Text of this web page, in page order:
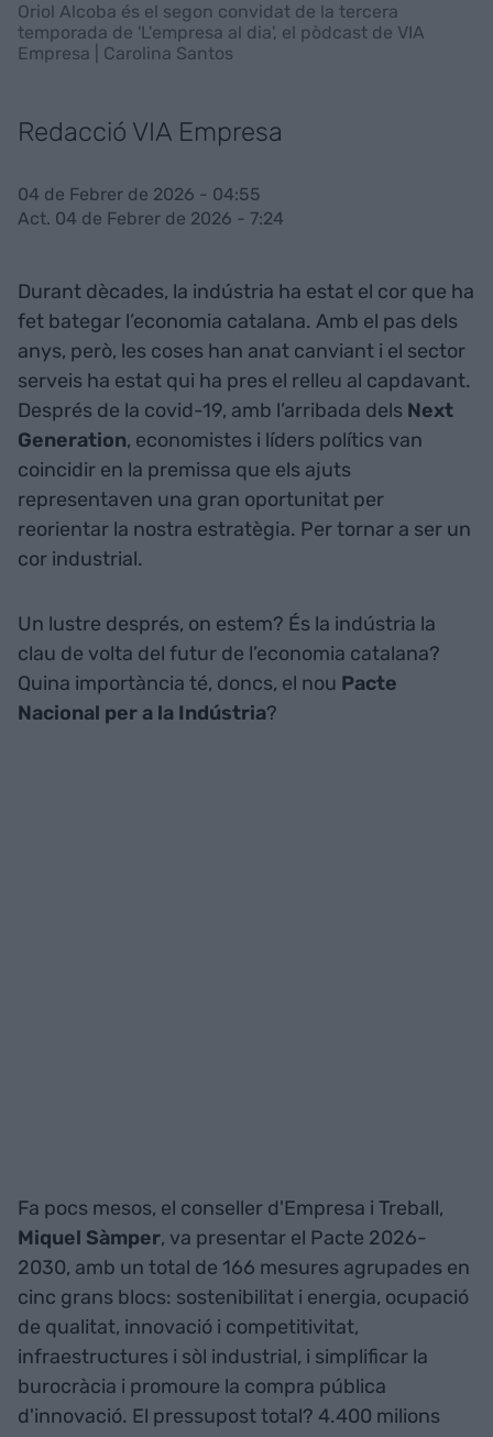
Oriol Alcoba és el segon convidat de la tercera
temporada de 'L'empresa al dia', el pòdcast de VIA
Empresa | Carolina Santos
Redacció VIA Empresa
04 de Febrer de 2026 - 04:55
Act. 04 de Febrer de 2026 - 7:24
Durant dècades, la indústria ha estat el cor que ha
fet bategar l’economia catalana. Amb el pas dels
anys, però, les coses han anat canviant i el sector
serveis ha estat qui ha pres el relleu al capdavant.
Després de la covid-19, amb l’arribada dels Next
Generation, economistes i líders polítics van
coincidir en la premissa que els ajuts
representaven una gran oportunitat per
reorientar la nostra estratègia. Per tornar a ser un
cor industrial.
Un lustre després, on estem? És la indústria la
clau de volta del futur de l’economia catalana?
Quina importància té, doncs, el nou Pacte
Nacional per a la Indústria?
Fa pocs mesos, el conseller d'Empresa i Treball,
Miquel Sàmper, va presentar el Pacte 2026-
2030, amb un total de 166 mesures agrupades en
cinc grans blocs: sostenibilitat i energia, ocupació
de qualitat, innovació i competitivitat,
infraestructures i sòl industrial, i simplificar la
burocràcia i promoure la compra pública
d'innovació. El pressupost total? 4.400 milions